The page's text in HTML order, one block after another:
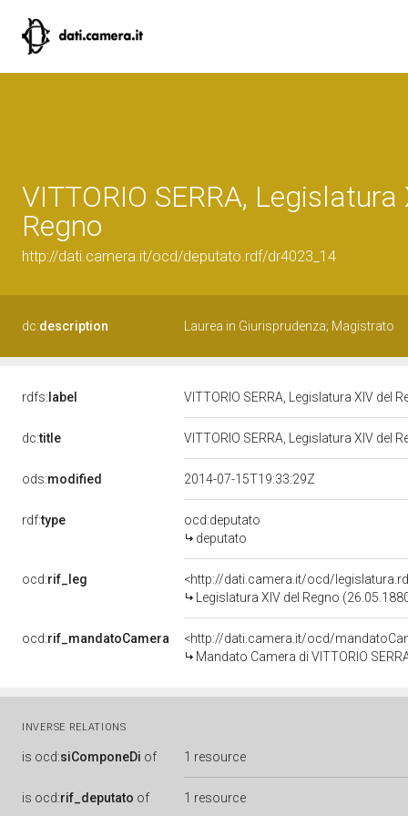
VITTORIO SERRA, Legislatura
Regno
http://dati.camera.it/ocd/deputato.rdf/dr4023_14
dc:description Laurea in Giurisprudenza; Magistrato
rdfs: label VITTORIO SERRA, Legislatura XIV del
dc:title VITTORIO SERRA, Legislatura XIV del
ods:modified 2014-07-15T19:33:29Z
rdf:type
ocd:deputato
deputato
ocd:rif_leg
<http://dati.camera.it/ocd/
Legislatura XIV del Regno
ocd:rif_mandatoCamera
<http://dati.camera.it/ocd/
Mandato Camera di VITTORIO
INVERSE RELATIONS
is ocd:siComponeDi of 1 resource
is ocd:rif_deputato of 1 resource